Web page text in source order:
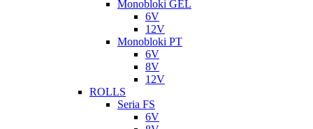
Monobloki GEL
6V
12V
Monobloki PT
6V
8V
12V
ROLLS
Seria FS
6V